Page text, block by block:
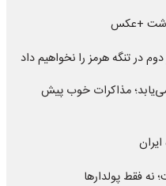
+عکس
در تنگه هرمز را نخواهیم داد
مذاکرات خوب پیش
فقط پولدارها